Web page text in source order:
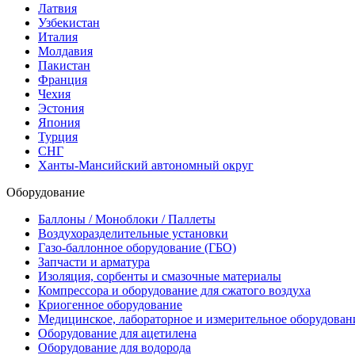
Латвия
Узбекистан
Италия
Молдавия
Пакистан
Франция
Чехия
Эстония
Япония
Турция
СНГ
Ханты-Мансийский автономный округ
Оборудование
Баллоны / Моноблоки / Паллеты
Воздухоразделительные установки
Газо-баллонное оборудование (ГБО)
Запчасти и арматура
Изоляция, сорбенты и смазочные материалы
Компрессора и оборудование для сжатого воздуха
Криогенное оборудование
Медицинское, лабораторное и измерительное
Оборудование для ацетилена
Оборудование для водорода